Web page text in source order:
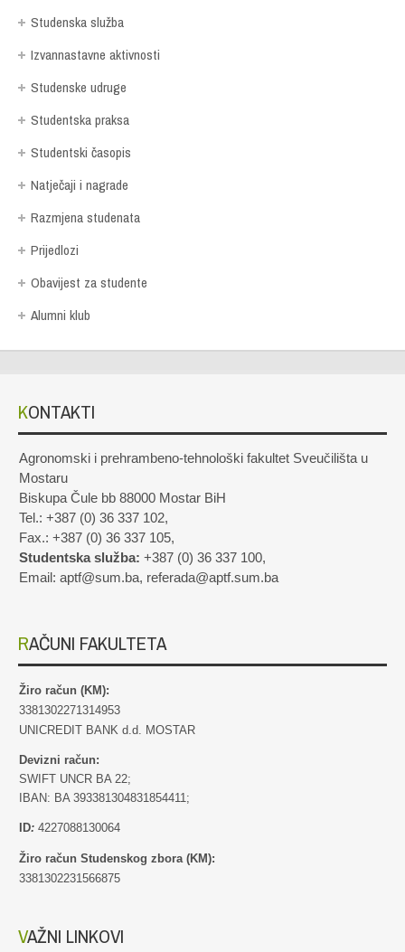
Studenska služba
Izvannastavne aktivnosti
Studenske udruge
Studentska praksa
Studentski časopis
Natječaji i nagrade
Razmjena studenata
Prijedlozi
Obavijest za studente
Alumni klub
KONTAKTI
Agronomski i prehrambeno-tehnološki fakultet Sveučilišta u
Mostaru
Biskupa Čule bb 88000 Mostar BiH
Tel.: +387 (0) 36 337 102,
Fax.: +387 (0) 36 337 105,
Studentska služba: +387 (0) 36 337 100,
Email: aptf@sum.ba, referada@aptf.sum.ba
RAČUNI FAKULTETA
Žiro račun (KM):
3381302271314953
UNICREDIT BANK d.d. MOSTAR
Devizni račun:
SWIFT UNCR BA 22;
IBAN: BA 393381304831854411;
ID: 4227088130064
Žiro račun Studenskog zbora (KM):
3381302231566875
VAŽNI LINKOVI